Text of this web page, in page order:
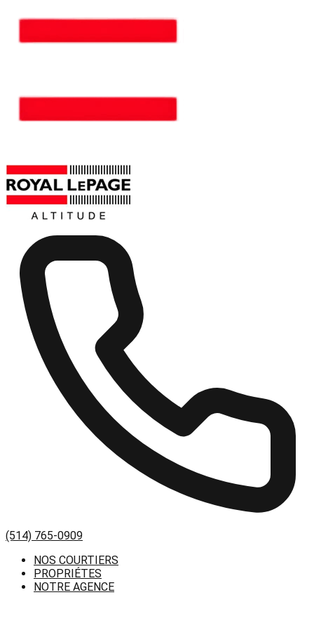
(514) 765-0909
NOS COURTIERS
PROPRIÉTES
NOTRE AGENCE